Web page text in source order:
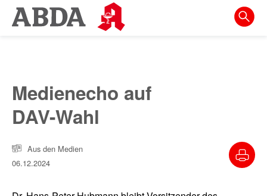
Springe
direkt
zur
Meta-
Navigation
zum
Inhalt
Medienecho auf
DAV-Wahl
Aus den Medien
06.12.2024